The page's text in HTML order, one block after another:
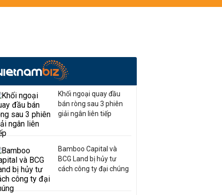
Khối ngoại quay đầu
bán ròng sau 3 phiên
giải ngân liên tiếp
Bamboo Capital và
BCG Land bị hủy tư
cách công ty đại chúng